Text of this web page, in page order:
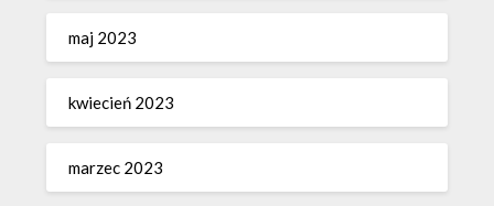
maj 2023
kwiecień 2023
marzec 2023